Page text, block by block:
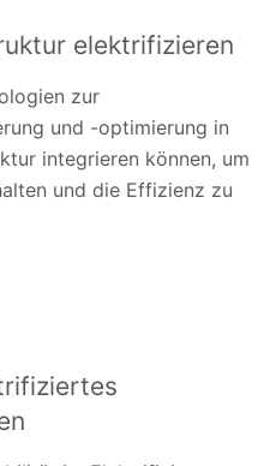
elektrifizieren
zur
und -optimierung in
integrieren können, um
und die Effizienz zu